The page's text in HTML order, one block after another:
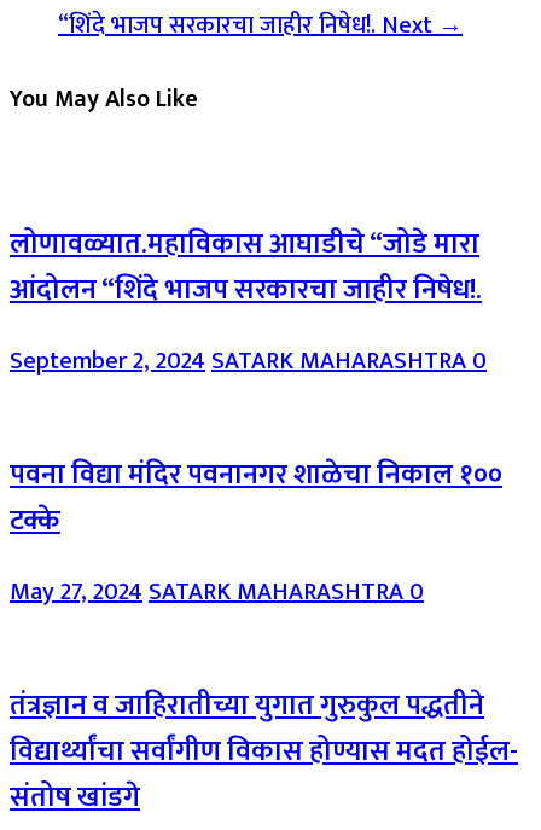
“शिंदे भाजप सरकारचा जाहीर निषेध!.Next →
You May Also Like
लोणावळ्यात.महाविकास आघाडीचे “जोडे मारा
आंदोलन “शिंदे भाजप सरकारचा जाहीर निषेध!.
September 2, 2024SATARK MAHARASHTRA0
पवना विद्या मंदिर पवनानगर शाळेचा निकाल १००
टक्के
May 27, 2024SATARK MAHARASHTRA0
तंत्रज्ञान व जाहिरातीच्या युगात गुरुकुल पद्धतीने
विद्यार्थ्यांचा सर्वांगीण विकास होण्यास मदत होईल-
संतोष खांडगे